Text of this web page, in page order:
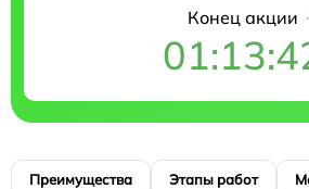
Конец акции
Преимущества Этапы работ